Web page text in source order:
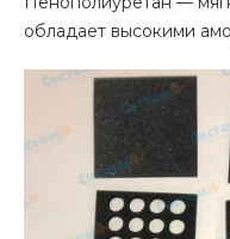
обладает высокими